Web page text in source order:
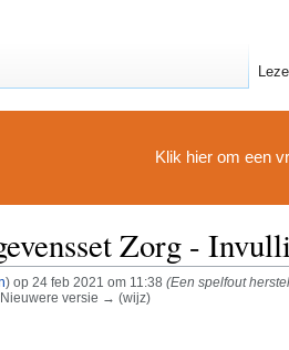
Klik hier om een
Zorg -
)op 24 feb 2021 om 11:38 (Een spelfout
versie → (wijz)